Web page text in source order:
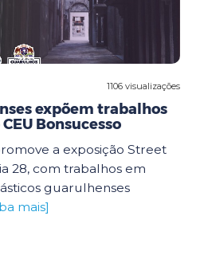
1106 visualizações
expõem trabalhos
Bonsucesso
a exposição Street
28, com trabalhos em
guarulhenses
mais]